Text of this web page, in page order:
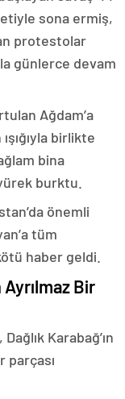
sona ermiş,
protestolar
günlerce devam
Ağdam’a
birlikte
bina
burktu.
önemli
tüm
haber geldi.
Ayrılmaz Bir
, Dağlık Karabağ’ın
parçası